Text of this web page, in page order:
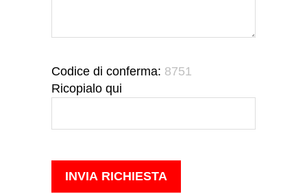
Codice di conferma: 8751
Ricopialo qui